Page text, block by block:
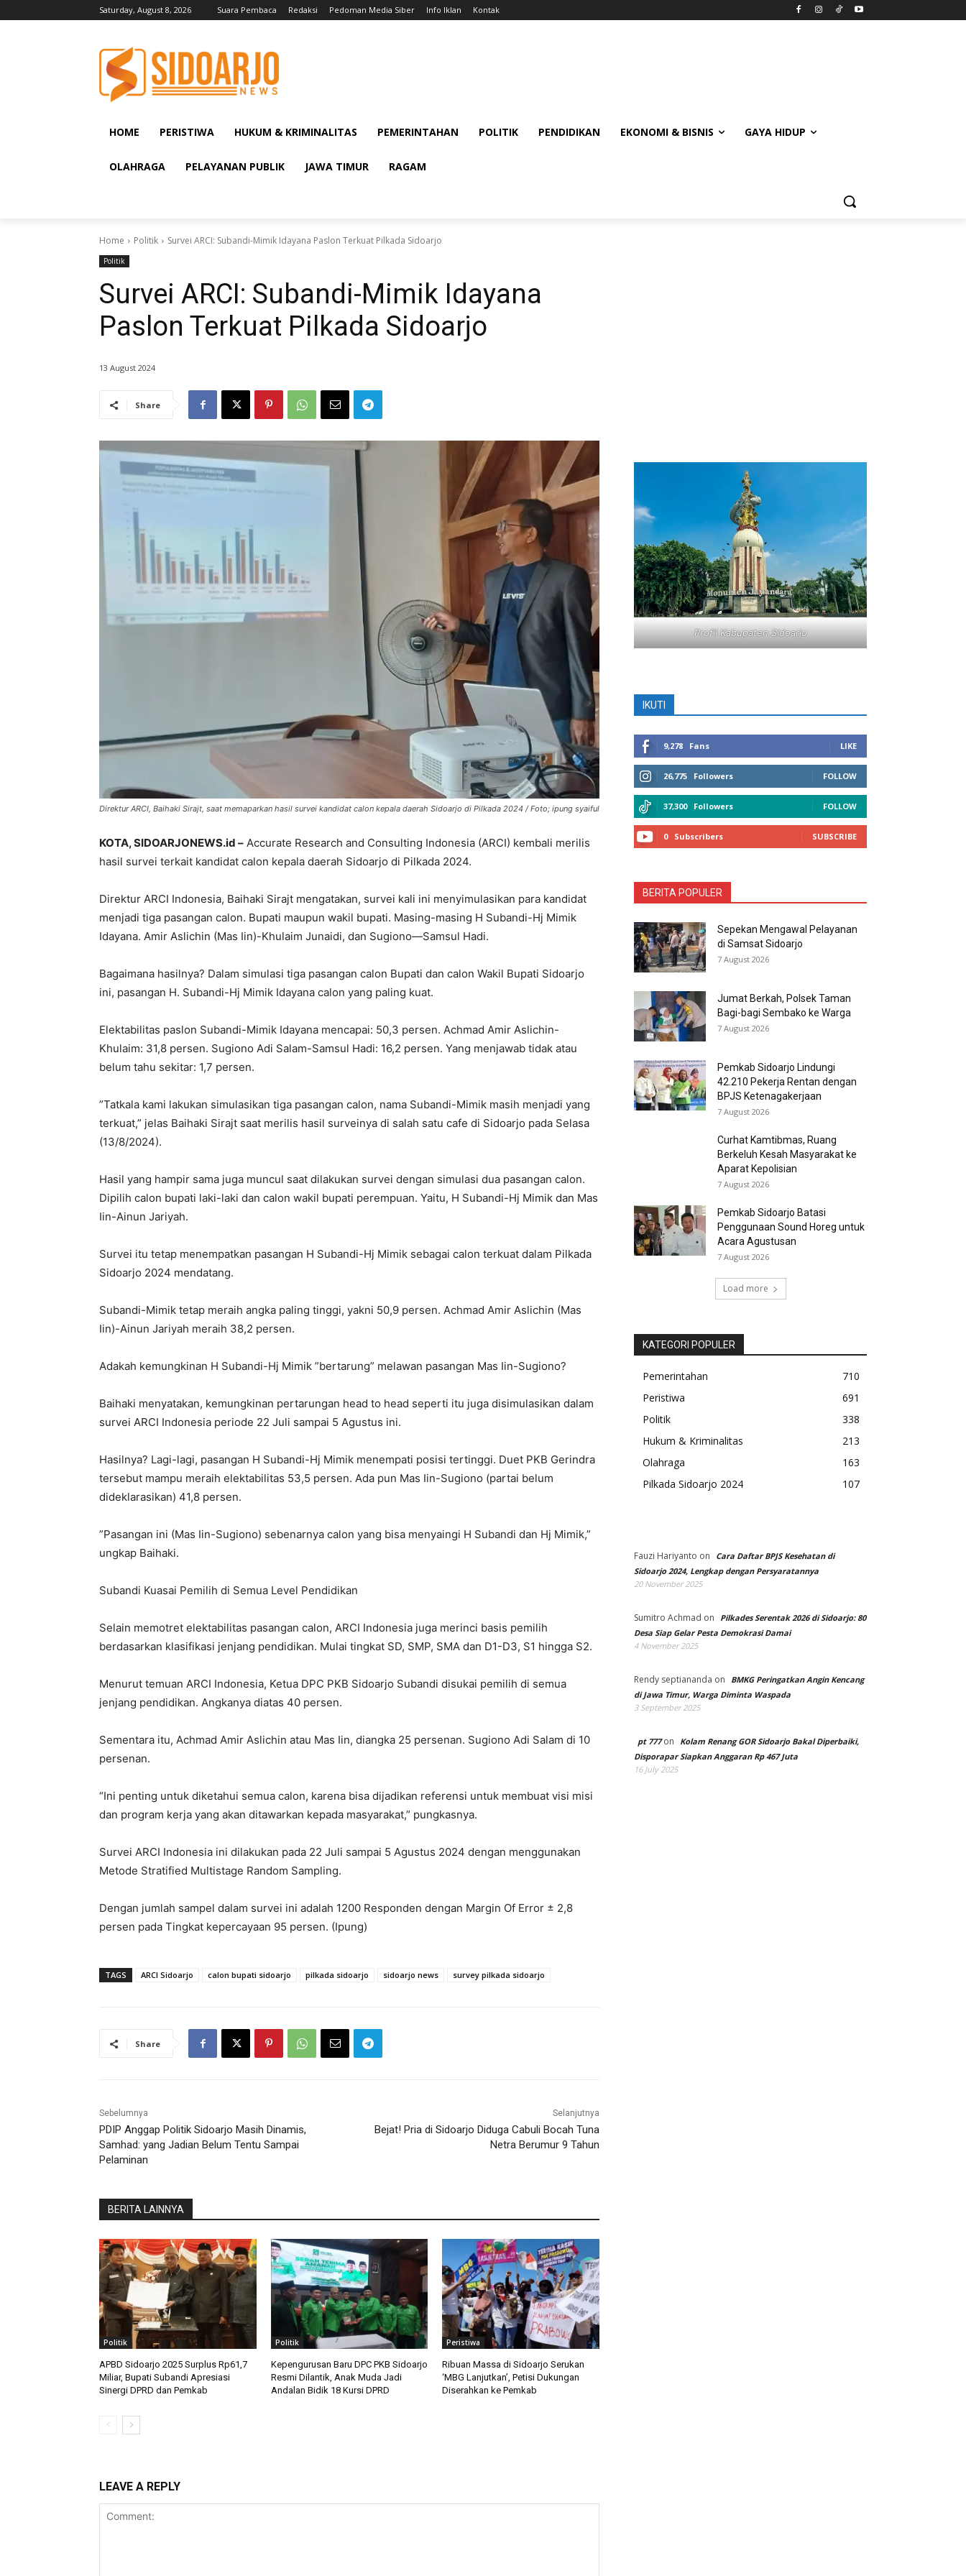
Saturday, August 8, 2026 Suara Pembaca Redaksi Pedoman Media Siber Info Iklan Kontak
HOME PERISTIWA HUKUM & KRIMINALITAS PEMERINTAHAN POLITIK PENDIDIKAN EKONOMI & BISNIS GAYA HIDUP
OLAHRAGA PELAYANAN PUBLIK JAWA TIMUR RAGAM
Home Politik Survei ARCI: Subandi-Mimik Idayana Paslon Terkuat Pilkada Sidoarjo
Politik
Survei ARCI: Subandi-Mimik Idayana
Paslon Terkuat Pilkada Sidoarjo
13 August 2024
Share
Direktur ARCI, Baihaki Sirajt, saat memaparkan hasil survei kandidat calon kepala daerah Sidoarjo di Pilkada 2024 / Foto; ipung syaiful
KOTA, SIDOARJONEWS.id – Accurate Research and Consulting Indonesia (ARCI) kembali merilis
hasil survei terkait kandidat calon kepala daerah Sidoarjo di Pilkada 2024.
Direktur ARCI Indonesia, Baihaki Sirajt mengatakan, survei kali ini menyimulasikan para kandidat
menjadi tiga pasangan calon. Bupati maupun wakil bupati. Masing-masing H Subandi-Hj Mimik
Idayana. Amir Aslichin (Mas Iin)-Khulaim Junaidi, dan Sugiono—Samsul Hadi.
Bagaimana hasilnya? Dalam simulasi tiga pasangan calon Bupati dan calon Wakil Bupati Sidoarjo
ini, pasangan H. Subandi-Hj Mimik Idayana calon yang paling kuat.
Elektabilitas paslon Subandi-Mimik Idayana mencapai: 50,3 persen. Achmad Amir Aslichin-
Khulaim: 31,8 persen. Sugiono Adi Salam-Samsul Hadi: 16,2 persen. Yang menjawab tidak atau
belum tahu sekitar: 1,7 persen.
”Tatkala kami lakukan simulasikan tiga pasangan calon, nama Subandi-Mimik masih menjadi yang
terkuat,” jelas Baihaki Sirajt saat merilis hasil surveinya di salah satu cafe di Sidoarjo pada Selasa
(13/8/2024).
Hasil yang hampir sama juga muncul saat dilakukan survei dengan simulasi dua pasangan calon.
Dipilih calon bupati laki-laki dan calon wakil bupati perempuan. Yaitu, H Subandi-Hj Mimik dan Mas
Iin-Ainun Jariyah.
Survei itu tetap menempatkan pasangan H Subandi-Hj Mimik sebagai calon terkuat dalam Pilkada
Sidoarjo 2024 mendatang.
Subandi-Mimik tetap meraih angka paling tinggi, yakni 50,9 persen. Achmad Amir Aslichin (Mas
Iin)-Ainun Jariyah meraih 38,2 persen.
Adakah kemungkinan H Subandi-Hj Mimik ”bertarung” melawan pasangan Mas Iin-Sugiono?
Baihaki menyatakan, kemungkinan pertarungan head to head seperti itu juga disimulasikan dalam
survei ARCI Indonesia periode 22 Juli sampai 5 Agustus ini.
Hasilnya? Lagi-lagi, pasangan H Subandi-Hj Mimik menempati posisi tertinggi. Duet PKB Gerindra
tersebut mampu meraih elektabilitas 53,5 persen. Ada pun Mas Iin-Sugiono (partai belum
dideklarasikan) 41,8 persen.
”Pasangan ini (Mas Iin-Sugiono) sebenarnya calon yang bisa menyaingi H Subandi dan Hj Mimik,”
ungkap Baihaki.
Subandi Kuasai Pemilih di Semua Level Pendidikan
Selain memotret elektabilitas pasangan calon, ARCI Indonesia juga merinci basis pemilih
berdasarkan klasifikasi jenjang pendidikan. Mulai tingkat SD, SMP, SMA dan D1-D3, S1 hingga S2.
Menurut temuan ARCI Indonesia, Ketua DPC PKB Sidoarjo Subandi disukai pemilih di semua
jenjang pendidikan. Angkanya diatas 40 persen.
Sementara itu, Achmad Amir Aslichin atau Mas Iin, diangka 25 persenan. Sugiono Adi Salam di 10
persenan.
“Ini penting untuk diketahui semua calon, karena bisa dijadikan referensi untuk membuat visi misi
dan program kerja yang akan ditawarkan kepada masyarakat,” pungkasnya.
Survei ARCI Indonesia ini dilakukan pada 22 Juli sampai 5 Agustus 2024 dengan menggunakan
Metode Stratified Multistage Random Sampling.
Dengan jumlah sampel dalam survei ini adalah 1200 Responden dengan Margin Of Error ± 2,8
persen pada Tingkat kepercayaan 95 persen. (Ipung)
TAGS ARCI Sidoarjo calon bupati sidoarjo pilkada sidoarjo sidoarjo news survey pilkada sidoarjo
Share
Sebelumnya
PDIP Anggap Politik Sidoarjo Masih Dinamis,
Samhad: yang Jadian Belum Tentu Sampai
Pelaminan
Selanjutnya
Bejat! Pria di Sidoarjo Diduga Cabuli Bocah Tuna
Netra Berumur 9 Tahun
BERITA LAINNYA
Politik
APBD Sidoarjo 2025 Surplus Rp61,7
Miliar, Bupati Subandi Apresiasi
Sinergi DPRD dan Pemkab
Politik
Kepengurusan Baru DPC PKB Sidoarjo
Resmi Dilantik, Anak Muda Jadi
Andalan Bidik 18 Kursi DPRD
Peristiwa
Ribuan Massa di Sidoarjo Serukan
‘MBG Lanjutkan’, Petisi Dukungan
Diserahkan ke Pemkab
LEAVE A REPLY
Profil Kabupaten Sidoarjo
IKUTI
9,278 Fans LIKE
26,775 Followers FOLLOW
37,300 Followers FOLLOW
0 Subscribers SUBSCRIBE
BERITA POPULER
Sepekan Mengawal Pelayanan
di Samsat Sidoarjo
7 August 2026
Jumat Berkah, Polsek Taman
Bagi-bagi Sembako ke Warga
7 August 2026
Pemkab Sidoarjo Lindungi
42.210 Pekerja Rentan dengan
BPJS Ketenagakerjaan
7 August 2026
Curhat Kamtibmas, Ruang
Berkeluh Kesah Masyarakat ke
Aparat Kepolisian
7 August 2026
Pemkab Sidoarjo Batasi
Penggunaan Sound Horeg untuk
Acara Agustusan
7 August 2026
Load more
KATEGORI POPULER
Pemerintahan
710
Peristiwa
691
Politik
338
Hukum & Kriminalitas
213
Olahraga
163
Pilkada Sidoarjo 2024
107
Fauzi Hariyanto on
Cara Daftar BPJS Kesehatan di
Sidoarjo 2024, Lengkap dengan Persyaratannya
20 November 2025
Sumitro Achmad on
Pilkades Serentak 2026 di Sidoarjo: 80
Desa Siap Gelar Pesta Demokrasi Damai
4 November 2025
Rendy septiananda on
BMKG Peringatkan Angin Kencang
di Jawa Timur, Warga Diminta Waspada
3 September 2025
pt 777on
Kolam Renang GOR Sidoarjo Bakal Diperbaiki,
Disporapar Siapkan Anggaran Rp 467 Juta
16 July 2025